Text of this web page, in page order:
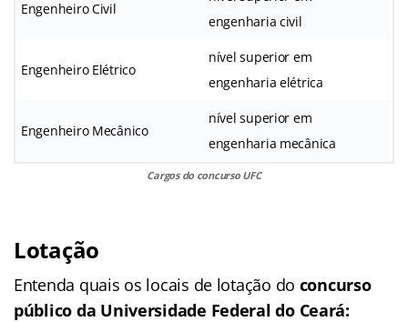
Engenheiro Civil
engenharia civil
Engenheiro Elétrico
nível superior em
engenharia elétrica
Engenheiro Mecânico
nível superior em
engenharia mecânica
Cargos do concurso UFC
Lotação
Entenda quais os locais de lotação do concurso
público da Universidade Federal do Ceará: